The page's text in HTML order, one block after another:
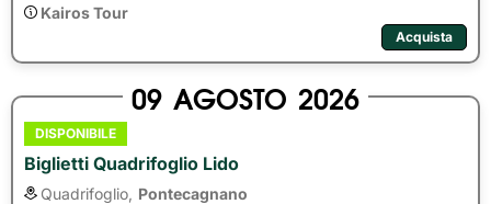
Kairos Tour
Acquista
09 AGOSTO 2026
DISPONIBILE
Biglietti Quadrifoglio Lido
Quadrifoglio, Pontecagnano